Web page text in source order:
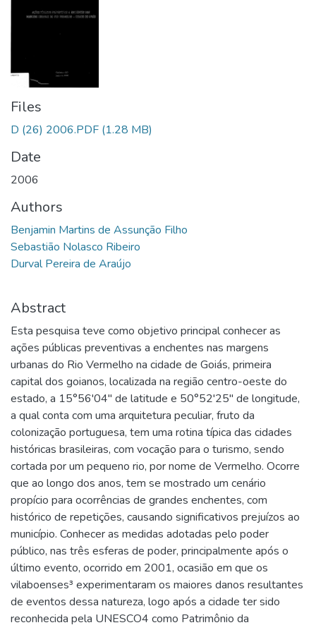
Files
D (26) 2006.PDF (1.28 MB)
Date
2006
Authors
Benjamin Martins de Assunção Filho
Sebastião Nolasco Ribeiro
Durval Pereira de Araújo
Abstract
Esta pesquisa teve como objetivo principal conhecer as
ações públicas preventivas a enchentes nas margens
urbanas do Rio Vermelho na cidade de Goiás, primeira
capital dos goianos, localizada na região centro-oeste do
estado, a 15°56'04" de latitude e 50°52'25" de longitude,
a qual conta com uma arquitetura peculiar, fruto da
colonização portuguesa, tem uma rotina típica das cidades
históricas brasileiras, com vocação para o turismo, sendo
cortada por um pequeno rio, por nome de Vermelho. Ocorre
que ao longo dos anos, tem se mostrado um cenário
propício para ocorrências de grandes enchentes, com
histórico de repetições, causando significativos prejuízos ao
município. Conhecer as medidas adotadas pelo poder
público, nas três esferas de poder, principalmente após o
último evento, ocorrido em 2001, ocasião em que os
vilaboenses³ experimentaram os maiores danos resultantes
de eventos dessa natureza, logo após a cidade ter sido
reconhecida pela UNESCO4 como Patrimônio da